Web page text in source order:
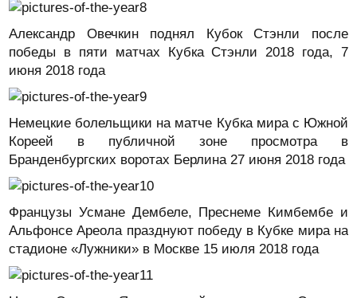
Александр Овечкин поднял Кубок Стэнли после
победы в пяти матчах Кубка Стэнли 2018 года, 7
июня 2018 года
Немецкие болельщики на матче Кубка мира с Южной
Кореей в публичной зоне просмотра в
Бранденбургских воротах Берлина 27 июня 2018 года
Французы Усмане Дембеле, Преснеме Кимбембе и
Альфонсе Ареола празднуют победу в Кубке мира на
стадионе «Лужники» в Москве 15 июля 2018 года